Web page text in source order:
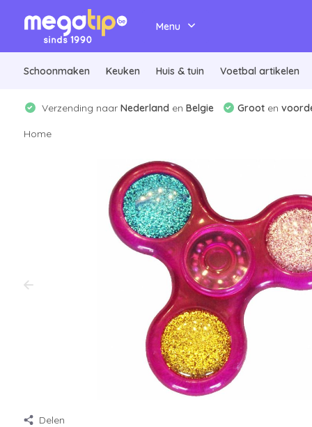
Menu
Schoonmaken Keuken Huis & tuin Voetbal artikelen
Verzending naar Nederland en Belgie Grooten
Home
Delen